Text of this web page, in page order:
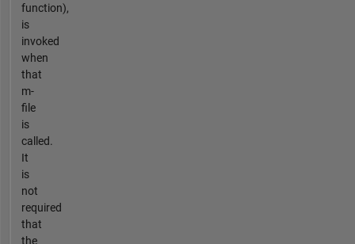
function),
is
invoked
when
that
m-
file
is
called.
It
is
not
required
that
the